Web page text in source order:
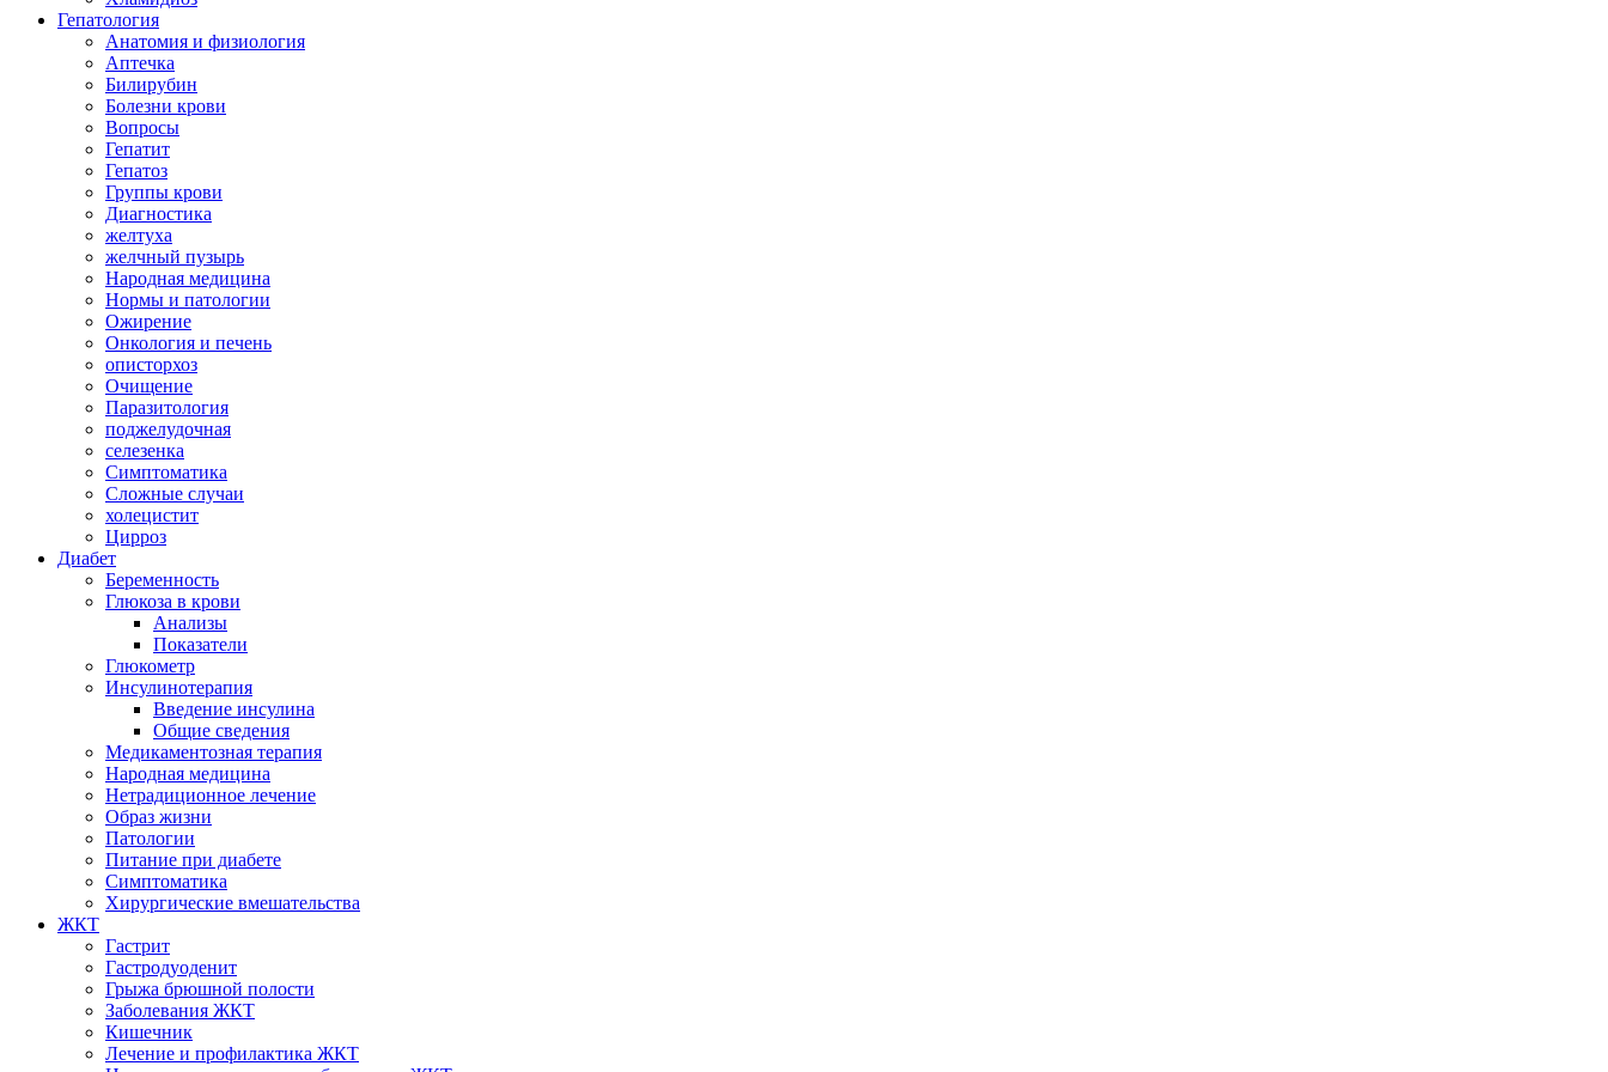
Гепатология
Анатомия и физиология
Аптечка
Билирубин
Болезни крови
Вопросы
Гепатит
Гепатоз
Группы крови
Диагностика
желтуха
желчный пузырь
Народная медицина
Нормы и патологии
Ожирение
Онкология и печень
описторхоз
Очищение
Паразитология
поджелудочная
селезенка
Симптоматика
Сложные случаи
холецистит
Цирроз
Диабет
Беременность
Глюкоза в крови
Анализы
Показатели
Глюкометр
Инсулинотерапия
Введение инсулина
Общие сведения
Медикаментозная терапия
Народная медицина
Нетрадиционное лечение
Образ жизни
Патологии
Питание при диабете
Симптоматика
Хирургические вмешательства
ЖКТ
Гастрит
Гастродуоденит
Грыжа брюшной полости
Заболевания ЖКТ
Кишечник
Лечение и профилактика ЖКТ